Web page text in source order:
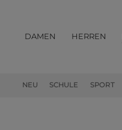
DAMEN HERREN
NEU SCHULE SPORT